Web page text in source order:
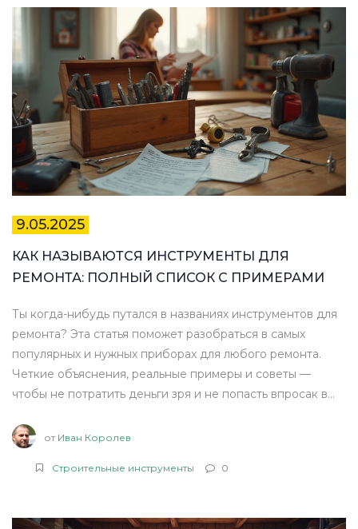
9.05.2025
КАК НАЗЫВАЮТСЯ ИНСТРУМЕНТЫ ДЛЯ
РЕМОНТА: ПОЛНЫЙ СПИСОК С ПРИМЕРАМИ
Ты когда-нибудь путался в названиях инструментов для
ремонта? Эта статья поможет разобраться в самых
популярных и нужных приборах для любого ремонта.
Четкие объяснения, реальные примеры и советы —
чтобы не потратить деньги зря и не попасть впросак в
дома. Пару неожиданных лайфхаков тоже будет.
от Иван Королев
Строительные инструменты 0